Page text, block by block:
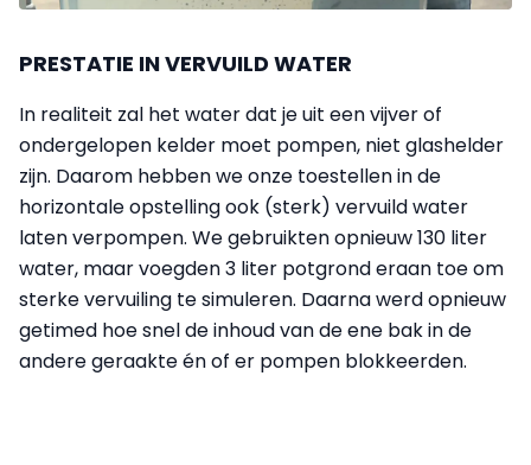
PRESTATIE IN VERVUILD WATER
In realiteit zal het water dat je uit een vijver of
ondergelopen kelder moet pompen, niet glashelder
zijn. Daarom hebben we onze toestellen in de
horizontale opstelling ook (sterk) vervuild water
laten verpompen. We gebruikten opnieuw 130 liter
water, maar voegden 3 liter potgrond eraan toe om
sterke vervuiling te simuleren. Daarna werd opnieuw
getimed hoe snel de inhoud van de ene bak in de
andere geraakte én of er pompen blokkeerden.